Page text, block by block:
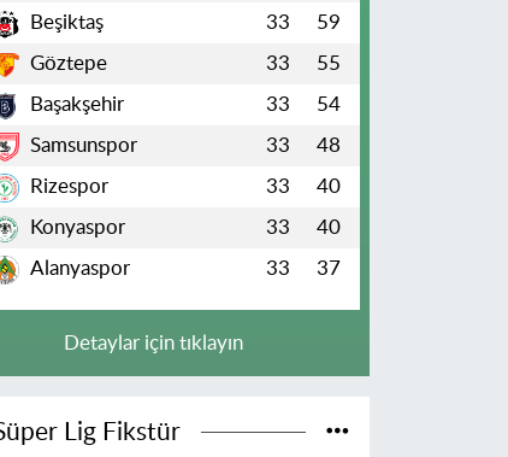
Beşiktaş 33 59
Göztepe 33 55
Başakşehir 33 54
Samsunspor 33 48
Rizespor 33 40
Konyaspor 33 40
Alanyaspor 33 37
Detaylar için tıklayın
Lig Fikstür